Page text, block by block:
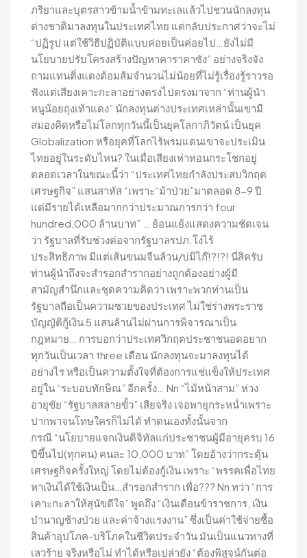
ภริยาและบุตรสาวข้ามน้ำข้ามทะเลแล้วไปชวนนักลงทุน
ต่างชาติมาลงทุนในประเทศไทย แต่กลับประกาศว่าจะไม่
“ปฏิรูป แต่ใช้วิธีปฏิบัติแบบค่อยเป็นค่อยไป…ยังไม่มี
นโยบายปรับโครงสร้างปัญหาคาราคาซัง” อย่างจริงจัง
ถามแทนติ่งแดงด้อมส้มจำนวนไม่น้อยที่ไม่รู้เรื่องรู้ราวรอ
ฟังแต่เสียงเคาะกะลาอย่างตรงไปตรงมาจาก “ท่านผู้นำ
หนูน้อยถุงเท้าแดง” นักลงทุนต่างประเทศเหล่านั้นเขามี
สมองคิดหรือไม่โลกทุกวันนี้เป็นยุคโลกาภิวัตน์ เป็นยุค
Globalization หรือยุคที่โลกไร้พรมแดนเขาจะประเมิน
ไทยอยู่ในระดับไหน? ในเมื่อเสียงเห่าหอนกระโชกอยู่
ตลอดเวลาในขณะนี้ว่า “ประเทศไทยกำลังประสบวิกฤต
เศรษฐกิจ” แสนสาหัส “เพราะ“ม้าป่วย”มาตลอด 8-9 ปี
แต่มีรายได้เหลือมากกว่าประมาณการกว่า four
hundred,000 ล้านบาท” … ย้อนแย้งแสดงความชัดเจน
ว่า รัฐบาลที่รับช่วงต่อจากรัฐบาลรปภ.โง่ไร้
ประสิทธิภาพ มีแต่เส้นขนมจีนล้วน/บ่มิไก๊!?!?! นี่สิครับ
ท่านผู้นำถึงจะสำรอกสำรากอย่างถูกต้องอย่างผู้มี
สามัญสำนึกและชุดความคิดว่า เพราะพวกท่านเป็น
รัฐบาลถือเป็นความซวยของประเทศ ไม่ใช่ร่างพระราช
บัญญัติกู้เงิน 5 แสนล้านไม่ผ่านการพิจารณาเป็น
กฎหมาย… การบอกว่าประเทศวิกฤตประชาชนอดอยาก
ทุกวันเป็นเวลา three เดือน นักลงทุนจะมาลงทุนได้
อย่างไร หรือเป็นความตั้งใจที่ต้องการแช่แข็งให้ประเทศ
อยู่ใน “ระบอบทักษิณ” อีกครั้ง… Nn “ไม้หน้าสาม” ห่วง
อายุขัย “รัฐบาลสลายขั้ว” เสียจริง เจอพายุกระหน่ำเพราะ
ปากพาจนโทษใครก็ไม่ได้ ทำตนเองทั้งนั้นจาก
กรณี “นโยบายแจกเงินดิจิทัลแก่ประชาชนผู้มีอายุครบ 16
ปีขึ้นไป(ทุกคน) คนละ 10,000 บาท” โดยอ้างว่ากระตุ้น
เศรษฐกิจครั้งใหญ่ โดยไม่ต้องกู้เงิน เพราะ “พรรคเพื่อไทย
หาเงินได้ใช้เงินเป็น…สำรอกสำราก เพื่อ??? Nn ทว่า “การ
เคาะกะลาให้สุนัขดีใจ” พูดถึง “เงินเดือนข้าราชการ, เงิน
บำนาญช้างป่วย และค่าจ้างแรงงาน” ซึ่งเป็นค่าใช้จ่ายซื้อ
สินค้าอุปโภค-บริโภคในชีวิตประจำวัน มันเป็นแนวทางที่
เลวร้าย จริงหรือไม่ ทำได้หรือเปล่ายัง “ต้องพิสูจน์กันต่อ